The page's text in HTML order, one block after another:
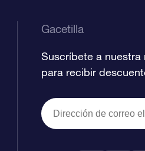
Gacetilla
Suscríbete a
para recibir